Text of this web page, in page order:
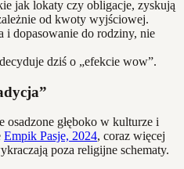
jak lokaty czy obligacje, zyskują
od kwoty wyjściowej.
i dopasowanie do rodziny, nie
dziś o „efekcie wow”.
głęboko w kulturze i
Empik Pasje, 2024, coraz więcej
poza religijne schematy.